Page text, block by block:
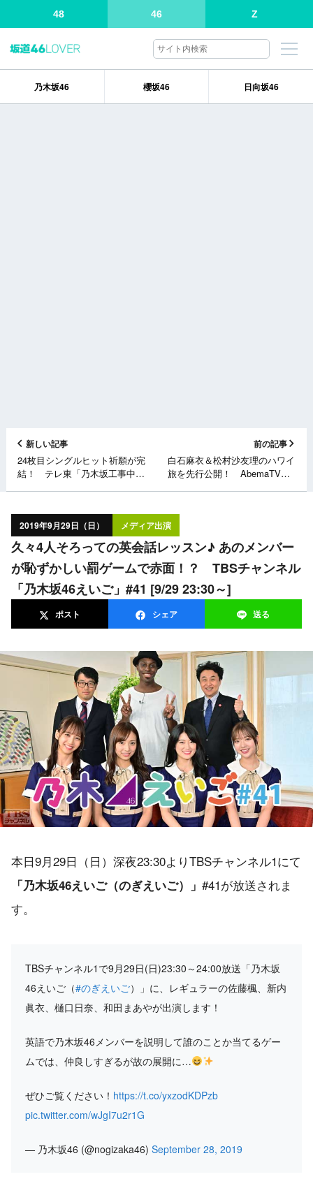
48 46 Z
乃木坂46 櫻坂46 日向坂46
新しい記事
24枚目シングルヒット祈願が完
結！ テレ東「乃木坂工事中」
前の記事
白石麻衣＆松村沙友理のハワイ
旅を先行公開！ AbemaTV「#
SP」 [9/29 23:00～]
2019年9月29日（日） メディア出演
久々4人そろっての英会話レッスン♪ あのメンバー
が恥ずかしい罰ゲームで赤面！？ TBSチャンネル
「乃木坂46えいご」#41 [9/29 23:30～]
ポスト シェア 送る
本日9月29日（日）深夜23:30よりTBSチャンネル1にて
「乃木坂46えいご（のぎえいご）」 #41が放送されま
す。
TBSチャンネル1で9月29日(日)23:30～24:00放送「乃木坂
46えいご（#のぎえいご）」に、レギュラーの佐藤楓、新内
眞衣、樋口日奈、和田まあやが出演します！
英語で乃木坂46メンバーを説明して誰のことか当てるゲー
ムでは、仲良しすぎるが故の展開に…
ぜひご覧ください！ https://t.co/yxzodKDPzb
pic.twitter.com/wJgI7u2r1G
— 乃木坂46 (@nogizaka46) September 28, 2019